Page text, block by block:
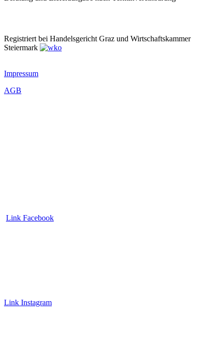
Registriert bei Handelsgericht Graz und Wirtschaftskammer
Steiermark
Impressum
AGB
Link Facebook
Link Instagram